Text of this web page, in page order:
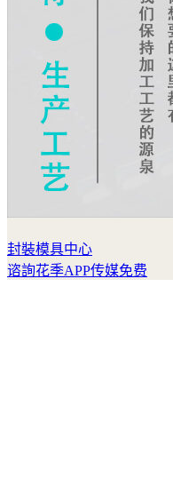
封裝模具中心
谘詢花季APP传媒免费